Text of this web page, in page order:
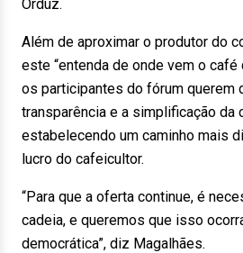
Orduz.
Além de aproximar o produtor do
este “entenda de onde vem o café
os participantes do fórum querem
transparência e a simplificação da
estabelecendo um caminho mais
lucro do cafeicultor.
“Para que a oferta continue, é
cadeia, e queremos que isso
democrática”, diz Magalhães.